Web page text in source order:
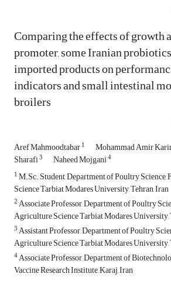
Comparing the effects of
promoter, some Iranian
imported products on
indicators and small intestinal
broilers
Aref Mahmoodtabar1 Mohammad Amir
Sharafi3 Naheed Mojgani4
1M.Sc. Student, Department of Poultry
Science Tarbiat Modares University, Tehran, Iran
2Associate Professor, Department of Poultry
Agriculture Science Tarbiat Modares University,
3Assistant Professor, Department of Poultry
Agriculture Science Tarbiat Modares University,
4Associate Professor, Department of
Vaccine Research Institute, Karaj, Iran